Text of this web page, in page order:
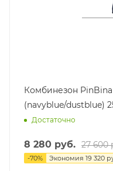
Комбинезон PinBina
(navyblue/dustblue)
Достаточно
8 280 руб. 27 600
-70% Экономия 19 320